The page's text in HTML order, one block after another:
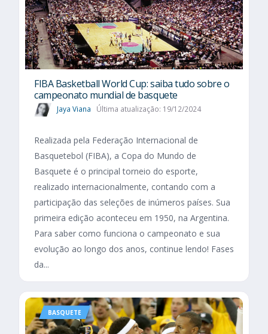
FIBA Basketball World Cup: saiba tudo sobre o
campeonato mundial de basquete
Jaya Viana Última atualização: 19/12/2024
Realizada pela Federação Internacional de
Basquetebol (FIBA), a Copa do Mundo de
Basquete é o principal torneio do esporte,
realizado internacionalmente, contando com a
participação das seleções de inúmeros países. Sua
primeira edição aconteceu em 1950, na Argentina.
Para saber como funciona o campeonato e sua
evolução ao longo dos anos, continue lendo! Fases
da...
BASQUETE